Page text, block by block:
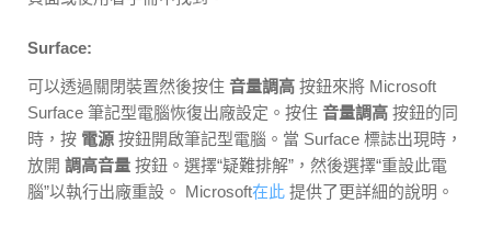
Surface:
可以透過關閉裝置然後按住 音量調高 按鈕來將 Microsoft
Surface 筆記型電腦恢復出廠設定。按住 音量調高 按鈕的同
時，按 電源 按鈕開啟筆記型電腦。當 Surface 標誌出現時，
放開 調高音量 按鈕。選擇“疑難排解”，然後選擇“重設此電
腦”以執行出廠重設。 Microsoft在此 提供了更詳細的說明。